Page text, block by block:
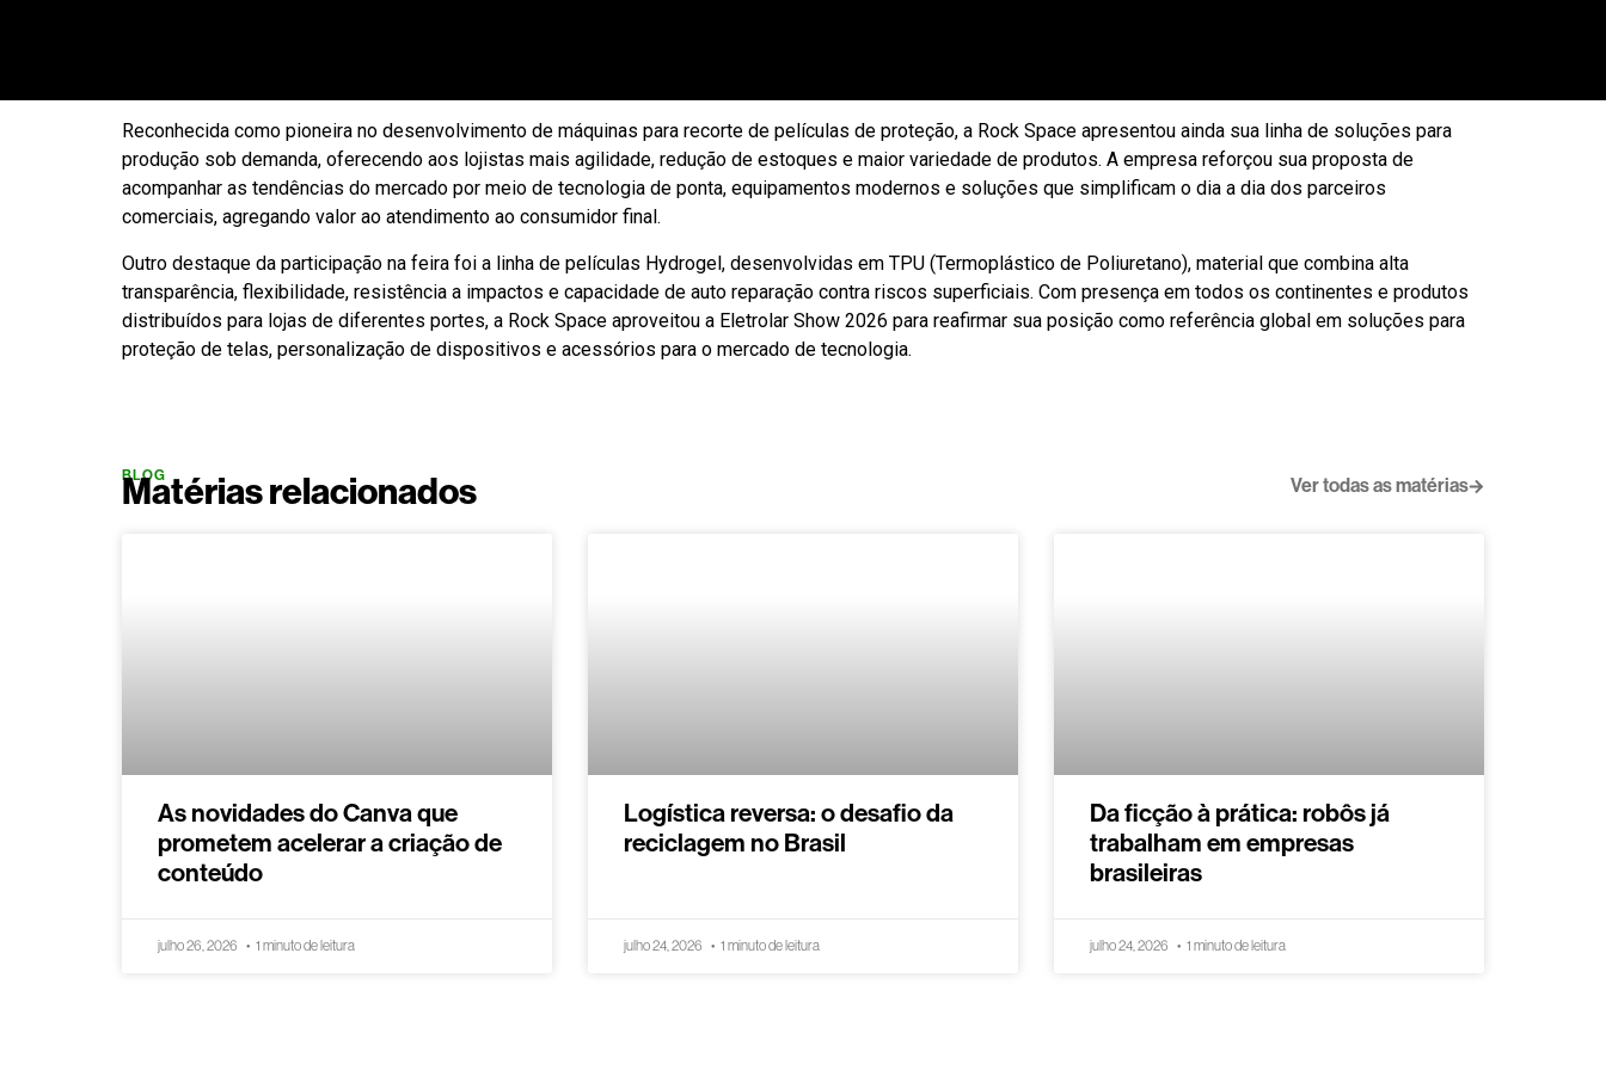
Reconhecida como pioneira no desenvolvimento de máquinas para recorte de películas de proteção, a Rock Space apresentou ainda sua linha de soluções para
produção sob demanda, oferecendo aos lojistas mais agilidade, redução de estoques e maior variedade de produtos. A empresa reforçou sua proposta de
acompanhar as tendências do mercado por meio de tecnologia de ponta, equipamentos modernos e soluções que simplificam o dia a dia dos parceiros
comerciais, agregando valor ao atendimento ao consumidor final.
Outro destaque da participação na feira foi a linha de películas Hydrogel, desenvolvidas em TPU (Termoplástico de Poliuretano), material que combina alta
transparência, flexibilidade, resistência a impactos e capacidade de auto reparação contra riscos superficiais. Com presença em todos os continentes e produtos
distribuídos para lojas de diferentes portes, a Rock Space aproveitou a Eletrolar Show 2026 para reafirmar sua posição como referência global em soluções para
proteção de telas, personalização de dispositivos e acessórios para o mercado de tecnologia.
BLOG
Matérias relacionados Ver todas as matérias
As novidades do Canva que
prometem acelerar a criação de
conteúdo
julho 26, 2026 1 minuto de leitura
Logística reversa: o desafio da
reciclagem no Brasil
julho 24, 2026 1 minuto de leitura
Da ficção à prática: robôs já
trabalham em empresas
brasileiras
julho 24, 2026 1 minuto de leitura